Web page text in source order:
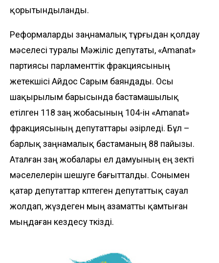
қорытындыланды.
Реформаларды заңнамалық тұрғыдан қолдау
мәселесі туралы Мәжіліс депутаты, «Amanat»
партиясы парламенттік фракциясының
жетекшісі Айдос Сарым баяндады. Осы
шақырылым барысында бастамашылық
етілген 118 заң жобасының 104-ін «Amanat»
фракциясының депутаттары әзірледі. Бұл –
барлық заңнамалық бастаманың 88 пайызы.
Аталған заң жобалары ел дамуының ең өзекті
мәселелерін шешуге бағытталды. Сонымен
қатар депутаттар көптеген депутаттық сауал
жолдап, жүздеген мың азаматты қамтыған
мыңдаған кездесу өткізді.